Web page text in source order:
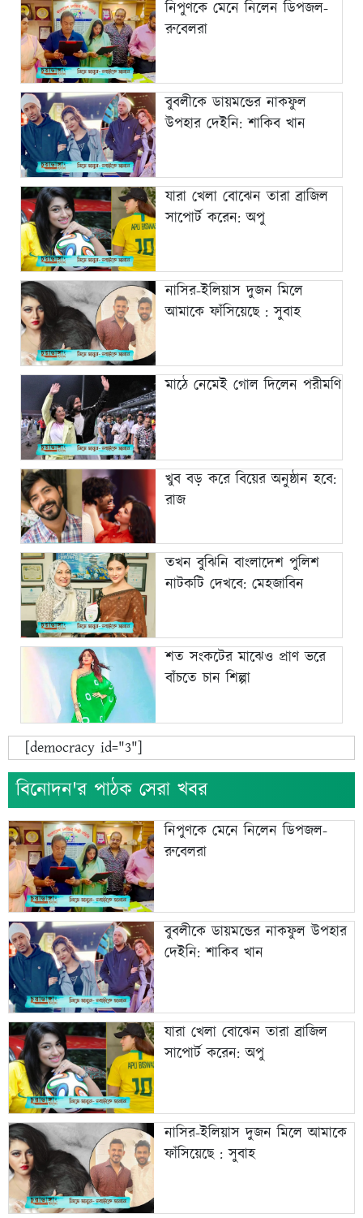
নিপুণকে মেনে নিলেন ডিপজল-
রুবেলরা
বুবলীকে ডায়মন্ডের নাকফুল
উপহার দেইনি: শাকিব খান
যারা খেলা বোঝেন তারা ব্রাজিল
সাপোর্ট করেন: অপু
নাসির-ইলিয়াস দুজন মিলে
আমাকে ফাঁসিয়েছে : সুবাহ
মাঠে নেমেই গোল দিলেন পরীমণি
খুব বড় করে বিয়ের অনুষ্ঠান হবে:
রাজ
তখন বুঝিনি বাংলাদেশ পুলিশ
নাটকটি দেখবে: মেহজাবিন
শত সংকটের মাঝেও প্রাণ ভরে
বাঁচতে চান শিল্পা
[democracy id="3"]
বিনোদন'র পাঠক সেরা খবর
নিপুণকে মেনে নিলেন ডিপজল-
রুবেলরা
বুবলীকে ডায়মন্ডের নাকফুল উপহার
দেইনি: শাকিব খান
যারা খেলা বোঝেন তারা ব্রাজিল
সাপোর্ট করেন: অপু
নাসির-ইলিয়াস দুজন মিলে আমাকে
ফাঁসিয়েছে : সুবাহ